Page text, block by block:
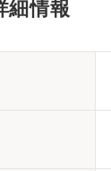
細情報